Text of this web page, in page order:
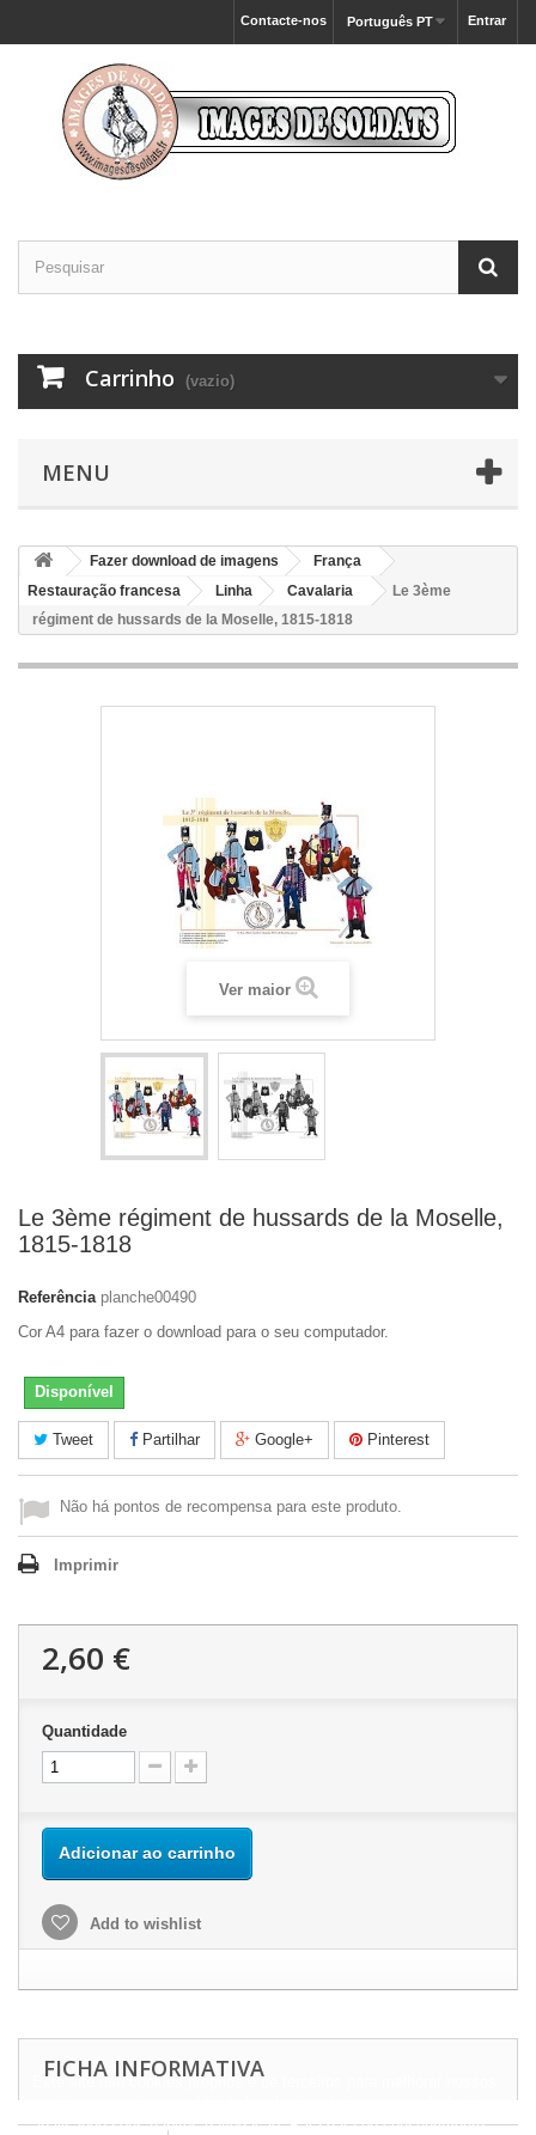
Entrar
Português PT
Contacte-nos
Carrinho (vazio)
MENU
Fazer download de imagens
França
Restauração francesa
Linha Cavalaria
Le 3ème
régiment de hussards de la Moselle, 1815-1818
Ver maior
Le 3ème régiment de hussards de la Moselle,
1815-1818
Referência planche00490
Cor A4 para fazer o download para o seu computador.
Disponível
Tweet Partilhar Google+ Pinterest
Não há pontos de recompensa para este produto.
Imprimir
2,60 €
Quantidade
Adicionar ao carrinho
Add to wishlist
FICHA INFORMATIVA
Este site usa cookies próprios e de terceiros para melhorar nossos
analisando seus hábitos navegação. Para dar seu consentimento